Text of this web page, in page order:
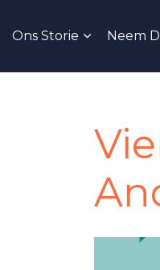
Ons Storie
Neem